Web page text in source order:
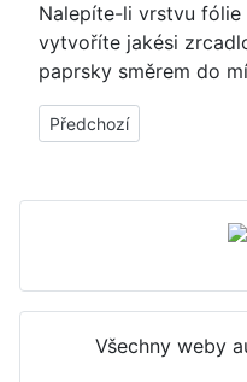
Nalepíte-li vrstvu fólie
vytvoříte jakési
paprsky směrem do
Předchozí článek:
Předchozí
Všechny weby